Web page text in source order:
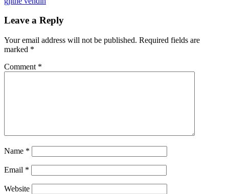
Leave a Reply
Your email address will not be published. Required fields are
marked *
Comment *
Name *
Email *
Website